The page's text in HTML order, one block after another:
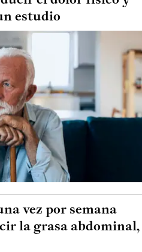
estudio
vez por semana
la grasa abdominal,